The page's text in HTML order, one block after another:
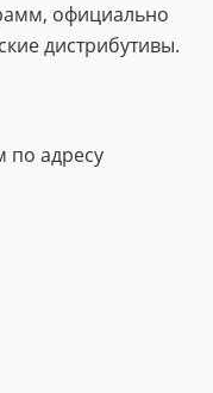
официально
дистрибутивы.
по адресу